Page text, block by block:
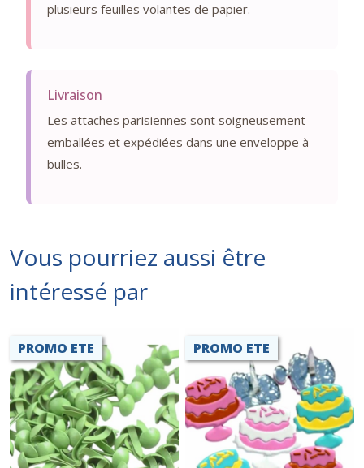
plusieurs feuilles volantes de papier.
Livraison
Les attaches parisiennes sont soigneusement
emballées et expédiées dans une enveloppe à
bulles.
Vous pourriez aussi être
intéressé par
PROMO ETE PROMO ETE